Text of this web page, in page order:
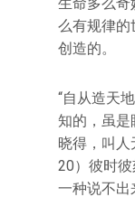
么有规律的
创造的。
“自从造天
知的，虽是
晓得，叫人
20）彼时
一种说不出